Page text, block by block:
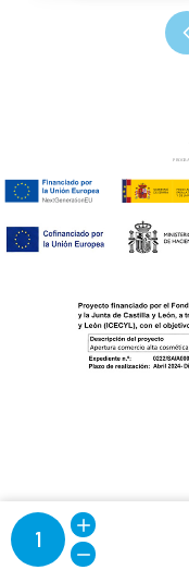
1